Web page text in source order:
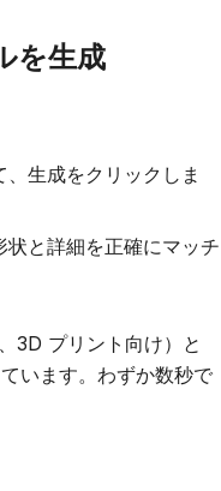
を生成
生成をクリックしま
と詳細を正確にマッチ
3D プリント向け）と
います。わずか数秒で